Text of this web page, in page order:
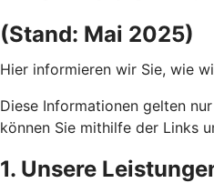
(Stand: Mai 2025)
Hier informieren wir Sie, wie
Diese Informationen gelten
können Sie mithilfe der Links
1. Unsere